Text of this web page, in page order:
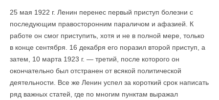
25 мая 1922 г. Ленин перенес первый приступ бо­лезни с
последующим правосторонним параличом и афазией. К
работе он смог приступить, хотя и не в полной мере, только
в конце сентября. 16 декабря его поразил второй приступ, а
затем, 10 марта 1923 г. — третий, после которого он
окончательно был отстранен от всякой политической
деятельности. Все же Ленин успел за короткий срок написать
ряд важных статей, где по многим пунктам выражал